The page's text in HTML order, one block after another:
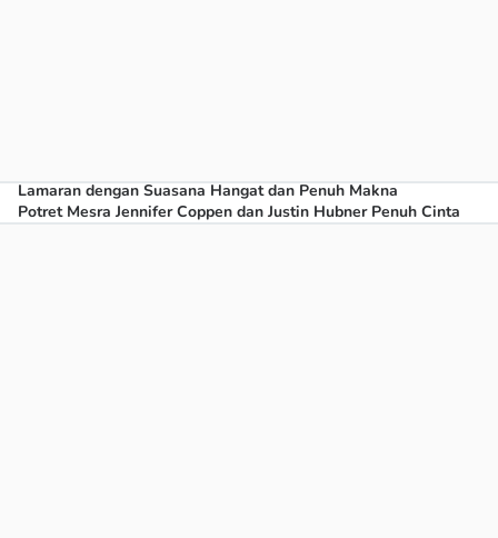
Lamaran dengan Suasana Hangat dan Penuh Makna
Potret Mesra Jennifer Coppen dan Justin Hubner Penuh Cinta